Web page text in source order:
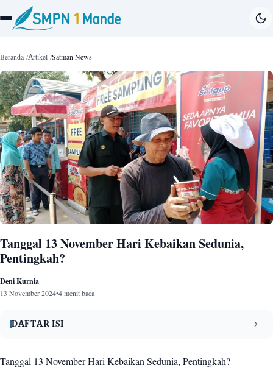
Beranda Artikel Satman News
Tanggal 13 November Hari Kebaikan Sedunia,
Pentingkah?
Deni Kurnia
13 November 2024•4 menit baca
DAFTAR ISI
Sejarah Hari Kebaikan Sedunia
Tanggal 13 November Hari Kebaikan Sedunia, Pentingkah?